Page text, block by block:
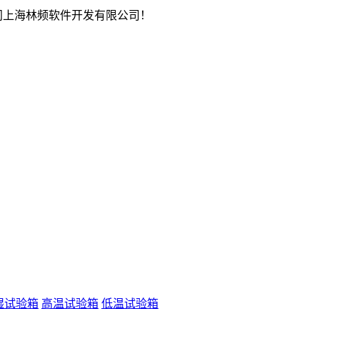
海林频软件开发有限公司！
试验箱 高温试验箱 低温试验箱